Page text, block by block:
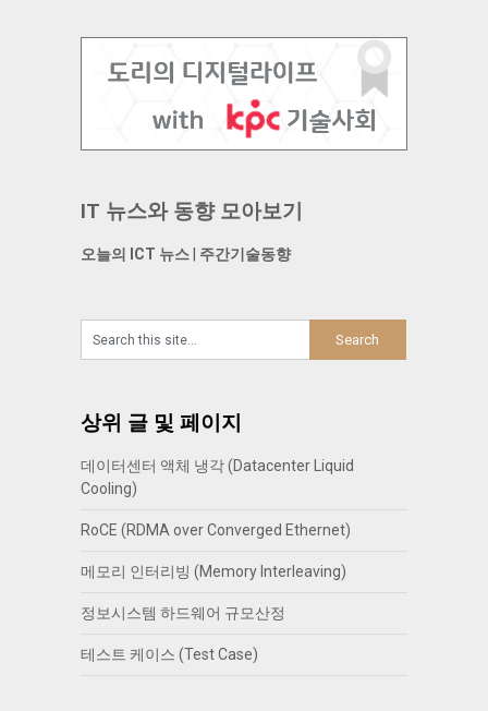
IT 뉴스와 동향 모아보기
오늘의 ICT 뉴스| 주간기술동향
상위 글 및 페이지
데이터센터 액체 냉각 (Datacenter Liquid
Cooling)
RoCE (RDMA over Converged Ethernet)
메모리 인터리빙 (Memory Interleaving)
정보시스템 하드웨어 규모산정
테스트 케이스 (Test Case)